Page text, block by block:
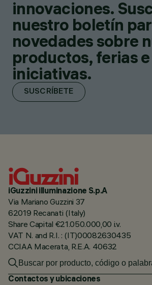
innovaciones.
nuestro boletín
novedades sobre
productos, ferias e
iniciativas.
SUSCRÍBETE
iGuzzini illuminazione S.p.A
Via Mariano Guzzini 37
62019 Recanati (Italy)
Share Capital €21.050.000,00 i.v.
VAT N. and R.I. : (IT)00082630435
CCIAA Macerata, R.E.A. 40632
Contactos y ubicaciones